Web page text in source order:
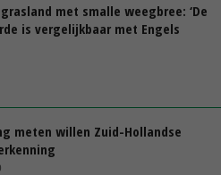
met smalle weegbree: ‘De
is vergelijkbaar met Engels
meten willen Zuid-Hollandse